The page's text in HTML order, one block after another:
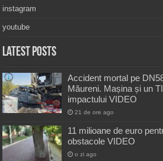
instagram
youtube
Latest Posts
Accident mortal pe
Măureni. Mașina și un
impactului VIDEO
21 de ore ago
11 milioane de euro
obstacole VIDEO
o zi ago